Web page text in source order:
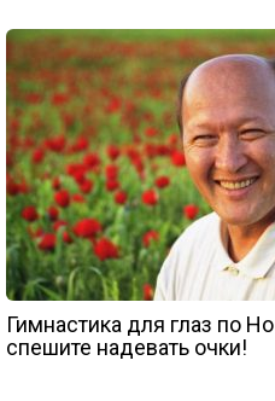
Гимнастика для глаз по
спешите надевать очки!